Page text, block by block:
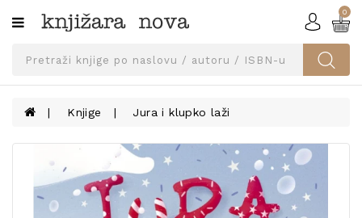
Kategorije
SVEUČILIŠNA
UDŽBENICI
KNJIGE
PRIBOR
OPREMA
0
Knjige Jura i klupko laži